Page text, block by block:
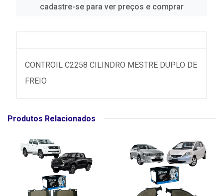
cadastre-se para ver preços e comprar
CONTROIL C2258 CILINDRO MESTRE DUPLO DE
FREIO
Produtos Relacionados